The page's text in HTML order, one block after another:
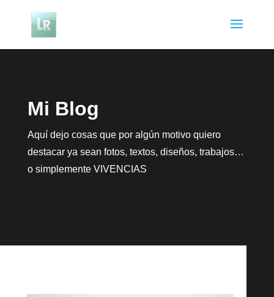
Mi Blog
Aquí dejo cosas que por algún motivo quiero
destacar ya sean fotos, textos, diseños, trabajos…
o simplemente VIVENCIAS